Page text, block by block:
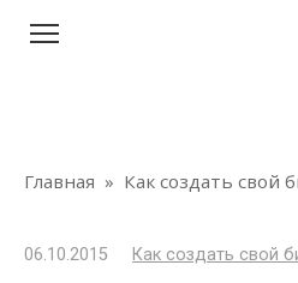
Главная » Как создать свой
06.10.2015 Как создать свой